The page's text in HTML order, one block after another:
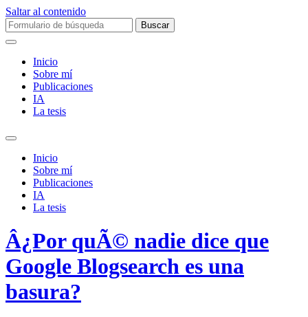
Saltar al contenido
Buscar:
Inicio
Sobre mí­
Publicaciones
IA
La tesis
Alternar
campo
búsqueda
Inicio
Sobre mí­
Publicaciones
IA
La tesis
Â¿Por quÃ© nadie dice que
Google Blogsearch es una
basura?